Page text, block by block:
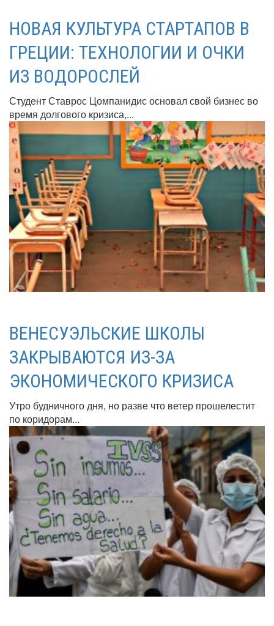
НОВАЯ КУЛЬТУРА СТАРТАПОВ В
ГРЕЦИИ: ТЕХНОЛОГИИ И ОЧКИ
ИЗ ВОДОРОСЛЕЙ
Студент Ставрос Цомпанидис основал свой бизнес во
время долгового кризиса,...
ВЕНЕСУЭЛЬСКИЕ ШКОЛЫ
ЗАКРЫВАЮТСЯ ИЗ-ЗА
ЭКОНОМИЧЕСКОГО КРИЗИСА
Утро будничного дня, но разве что ветер прошелестит
по коридорам...